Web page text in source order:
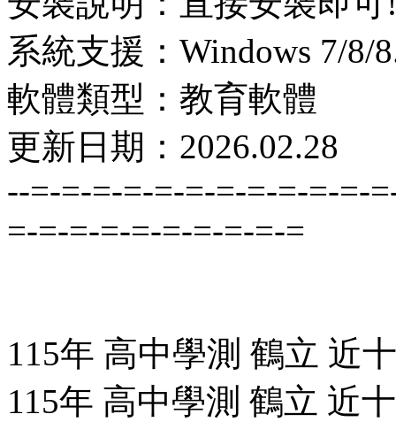
系統支援：Windows 7/8/
軟體類型：教育軟體
更新日期：2026.02.28
--=-=-=-=-=-=-=-=-=-=-=-
=-=-=-=-=-=-=-=-=-=
115年 高中學測 鶴立 近
115年 高中學測 鶴立 近